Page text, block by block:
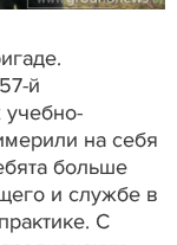
й
учебно-
на себя
больше
и службе в
С